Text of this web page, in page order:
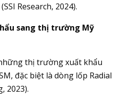
Research, 2024).
sang thị trường Mỹ
thị trường xuất khẩu
đặc biệt là dòng lốp Radial
2023).